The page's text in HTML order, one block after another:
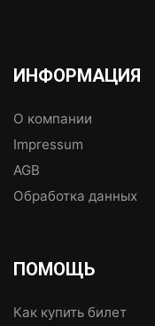
ИНФОРМАЦИЯ
О компании
Impressum
AGB
Обработка данных
ПОМОЩЬ
Как купить билет